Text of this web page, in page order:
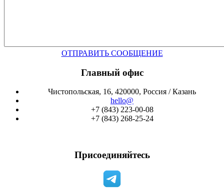
ОТПРАВИТЬ СООБЩЕНИЕ
Главный офис
Чистопольская, 16, 420000, Россия / Казань
hello@
+7 (843) 223-00-08
+7 (843) 268-25-24
Присоединяйтесь